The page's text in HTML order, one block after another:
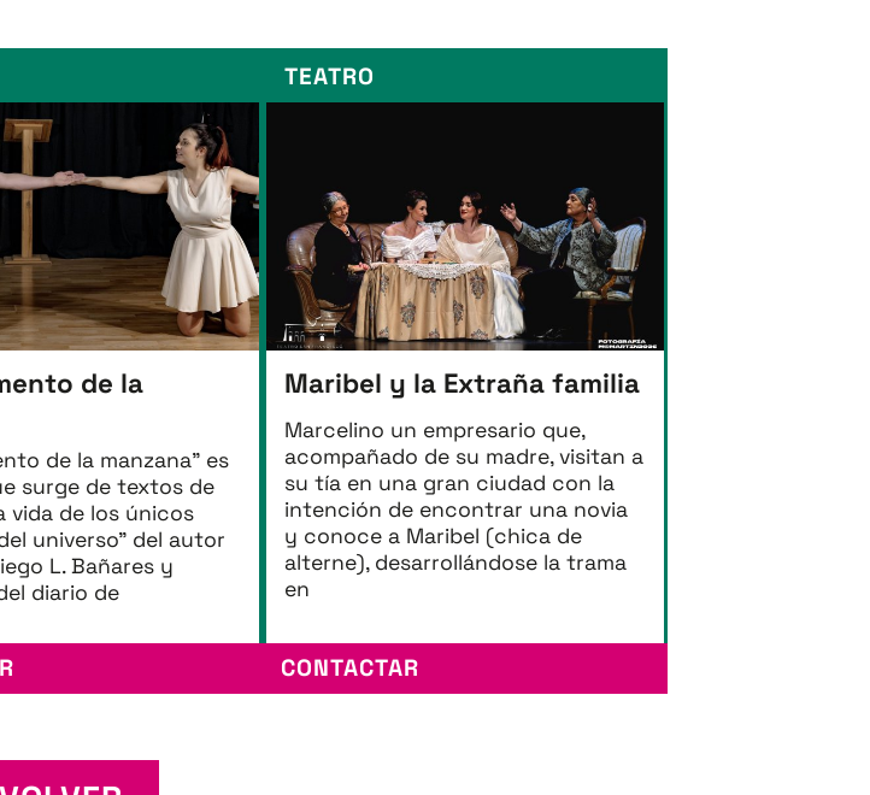
de la
de la manzana” es
surge de textos de
vida de los únicos
universo” del autor
L. Bañares y
diario de
TEATRO
Maribel y la Extraña familia
Marcelino un empresario que,
acompañado de su madre, visitan a
su tía en una gran ciudad con la
intención de encontrar una novia
y conoce a Maribel (chica de
alterne), desarrollándose la trama
en
CONTACTAR